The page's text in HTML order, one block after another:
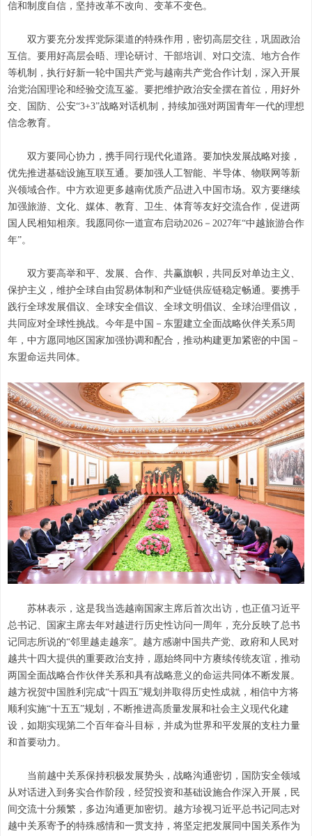
信和制度自信，坚持改革不改向、变革不变色。
双方要充分发挥党际渠道的特殊作用，密切高层交往，巩固政治
互信。要用好高层会晤、理论研讨、干部培训、对口交流、地方合作
等机制，执行好新一轮中国共产党与越南共产党合作计划，深入开展
治党治国理论和经验交流互鉴。要把维护政治安全摆在首位，用好外
交、国防、公安“3+3”战略对话机制，持续加强对两国青年一代的理想
信念教育。
双方要同心协力，携手同行现代化道路。要加快发展战略对接，
优先推进基础设施互联互通。要加强人工智能、半导体、物联网等新
兴领域合作。中方欢迎更多越南优质产品进入中国市场。双方要继续
加强旅游、文化、媒体、教育、卫生、体育等友好交流合作，促进两
国人民相知相亲。我愿同你一道宣布启动2026－2027年“中越旅游合作
年”。
双方要高举和平、发展、合作、共赢旗帜，共同反对单边主义、
保护主义，维护全球自由贸易体制和产业链供应链稳定畅通。要携手
践行全球发展倡议、全球安全倡议、全球文明倡议、全球治理倡议，
共同应对全球性挑战。今年是中国－东盟建立全面战略伙伴关系5周
年，中方愿同地区国家加强协调和配合，推动构建更加紧密的中国－
东盟命运共同体。
苏林表示，这是我当选越南国家主席后首次出访，也正值习近平
总书记、国家主席去年对越进行历史性访问一周年，充分反映了总书
记同志所说的“邻里越走越亲”。越方感谢中国共产党、政府和人民对
越共十四大提供的重要政治支持，愿始终同中方赓续传统友谊，推动
两国全面战略合作伙伴关系和具有战略意义的命运共同体不断发展。
越方祝贺中国胜利完成“十四五”规划并取得历史性成就，相信中方将
顺利实施“十五五”规划，不断推进高质量发展和社会主义现代化建
设，如期实现第二个百年奋斗目标，并成为世界和平发展的支柱力量
和首要动力。
当前越中关系保持积极发展势头，战略沟通密切，国防安全领域
从对话进入到务实合作阶段，经贸投资和基础设施合作深入开展，民
间交流十分频繁，多边沟通更加密切。越方珍视习近平总书记同志对
越中关系寄予的特殊感情和一贯支持，将坚定把发展同中国关系作为